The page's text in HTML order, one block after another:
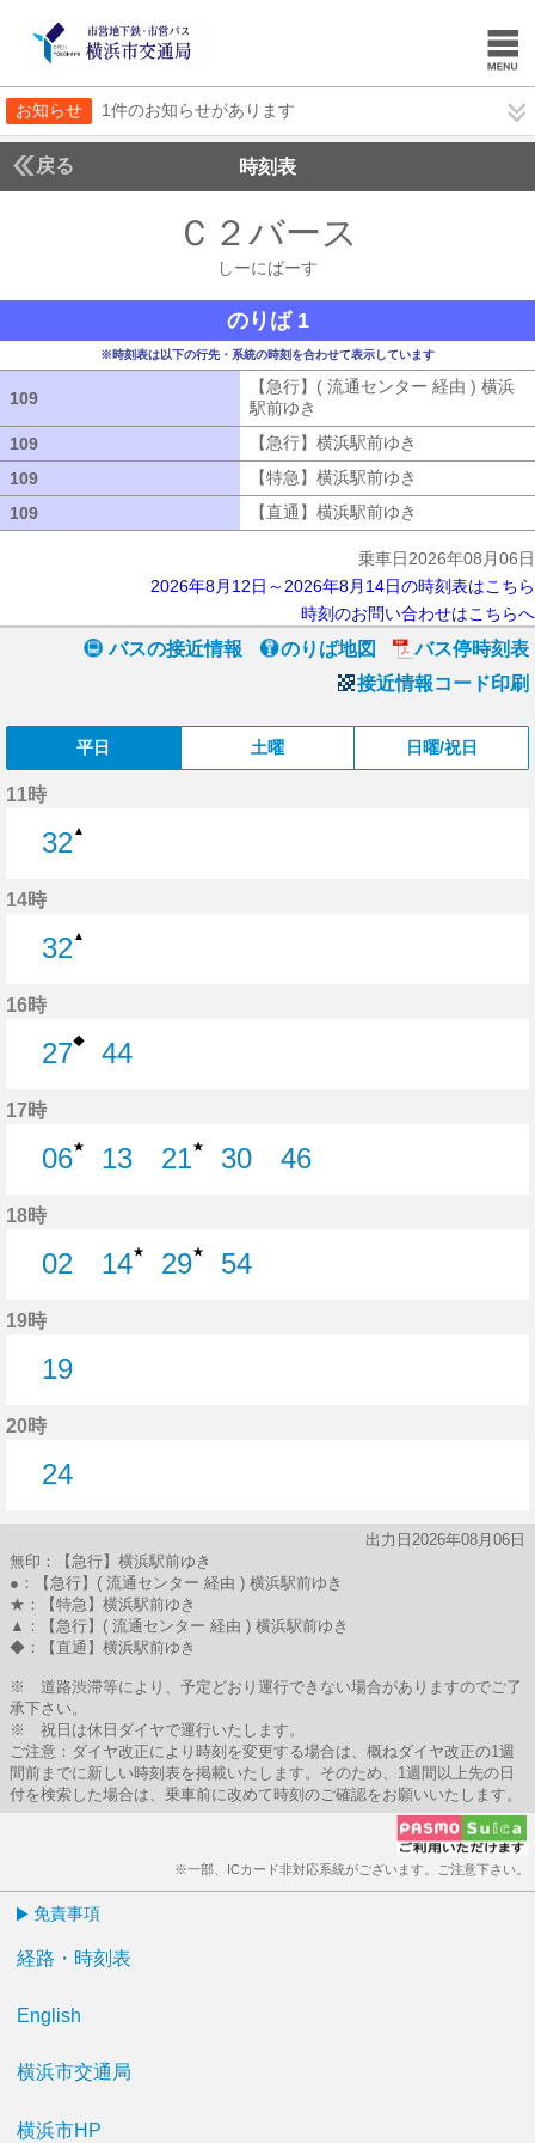
お知らせ 1件のお知らせがあります
戻る 時刻表
Ｃ２バース
しーにばーす
のりば 1
※時刻表は以下の行先・系統の時刻を合わせて表示しています
109
【急行】( 流通センター 経由 ) 横浜
駅前ゆき
109
【急行】横浜駅前ゆき
109
【特急】横浜駅前ゆき
109
【直通】横浜駅前ゆき
乗車日2026年08月06日
2026年8月12日～2026年8月14日の時刻表はこちら
時刻のお問い合わせはこちらへ
バスの接近情報 のりば地図
バス停時刻表
接近情報コード印刷
平日 土曜 日曜/祝日
11時
32▲
14時
32▲
16時
27◆
44
17時
06★
13
21★
30
46
18時
02
14★
29★
54
19時
19
20時
24
出力日2026年08月06日
無印：【急行】横浜駅前ゆき
●：【急行】( 流通センター 経由 ) 横浜駅前ゆき
★：【特急】横浜駅前ゆき
▲：【急行】( 流通センター 経由 ) 横浜駅前ゆき
◆：【直通】横浜駅前ゆき
※ 道路渋滞等により、予定どおり運行できない場合がありますのでご了
承下さい。
※ 祝日は休日ダイヤで運行いたします。
ご注意：ダイヤ改正により時刻を変更する場合は、概ねダイヤ改正の1週
間前までに新しい時刻表を掲載いたします。そのため、1週間以上先の日
付を検索した場合は、乗車前に改めて時刻のご確認をお願いいたします。
※一部、ICカード非対応系統がございます。ご注意下さい。
免責事項
経路・時刻表
English
横浜市交通局
横浜市HP